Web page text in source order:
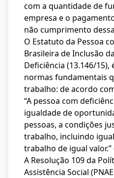
com a quantidade de
empresa e o
não cumprimento
O Estatuto da Pessoa
Brasileira de Inclusão
Deficiência (13.146/
normas fundamentais
trabalho: de acordo
“A pessoa com
igualdade de
pessoas, a condições
trabalho, incluindo
trabalho de igual valor.”
A Resolução 109 da
Assistência Social